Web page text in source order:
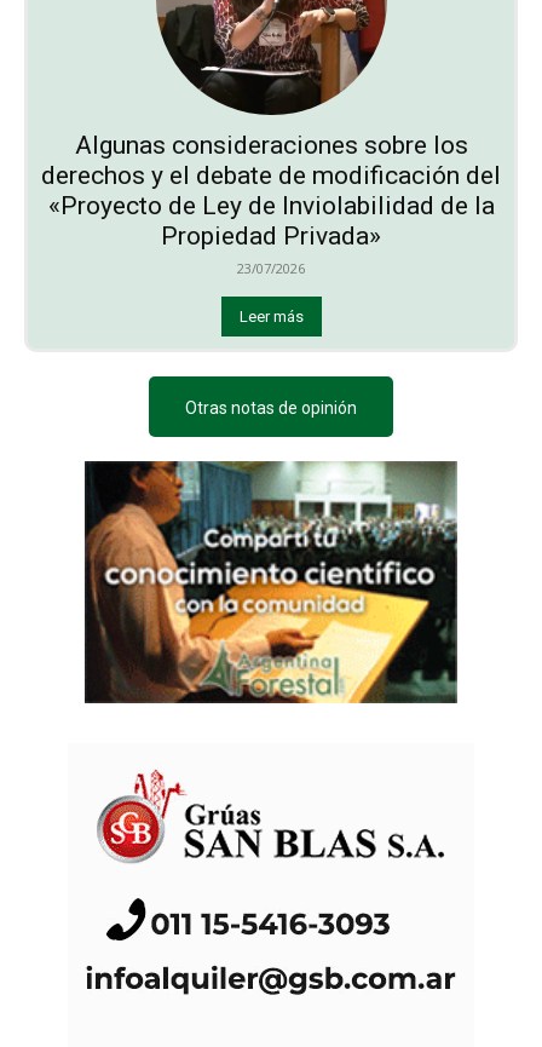
Algunas consideraciones sobre los
derechos y el debate de modificación del
«Proyecto de Ley de Inviolabilidad de la
Propiedad Privada»
23/07/2026
Leer más
Otras notas de opinión